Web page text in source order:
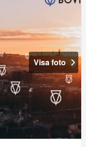
Visa foto